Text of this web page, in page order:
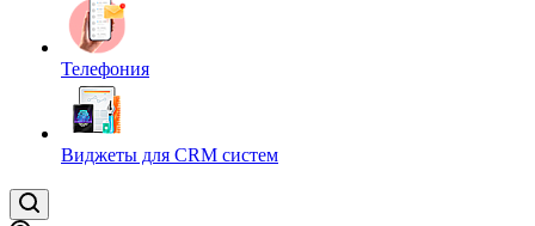
Телефония
Виджеты для CRM cистем